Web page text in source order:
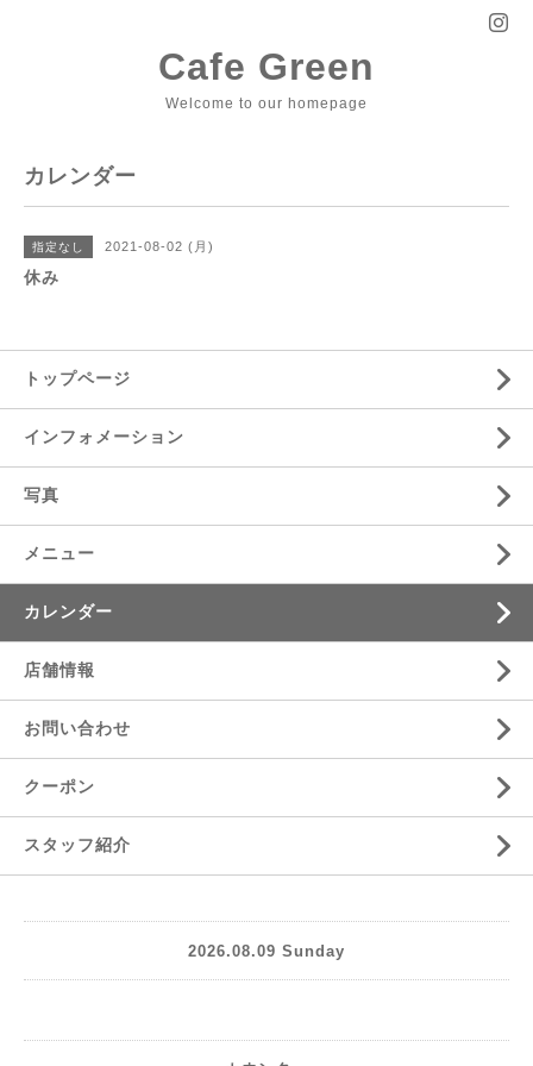
Cafe Green
Welcome to our homepage
カレンダー
指定なし 2021-08-02 (月)
休み
トップページ
インフォメーション
写真
メニュー
カレンダー
店舗情報
お問い合わせ
クーポン
スタッフ紹介
2026.08.09 Sunday